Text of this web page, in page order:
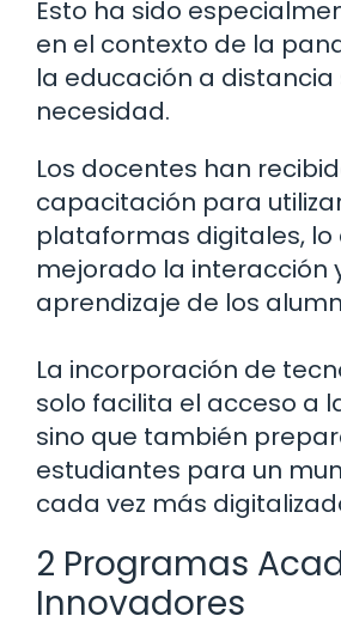
Esto ha sido
en el contexto de la
la educación a distancia
necesidad.
Los docentes han
capacitación para
plataformas digitales, lo
mejorado la interacción
aprendizaje de los
La incorporación de
solo facilita el acceso a
sino que también
estudiantes para un
cada vez más
2 Programas
Innovadores